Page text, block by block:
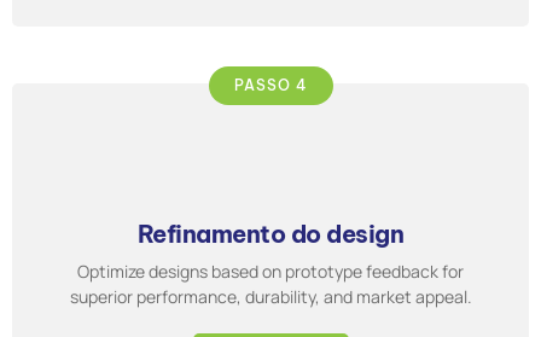
PASSO 4
Refinamento do design
Optimize designs based on prototype feedback for
superior performance, durability, and market appeal.